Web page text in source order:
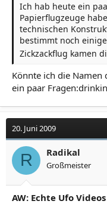
Ich hab heute ein
Papierflugzeuge
technischen
bestimmt noch
Zickzackflug kamen
Könnte ich die Namen
ein paar
20. Juni 2009
R Radikal
Großmeister
AW: Echte Ufo